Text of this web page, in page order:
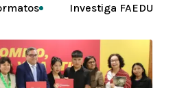
Investiga FAEDU